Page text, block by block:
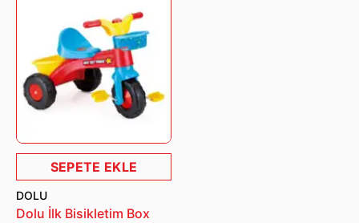
SEPETE EKLE
DOLU
Dolu İlk Bisikletim Box